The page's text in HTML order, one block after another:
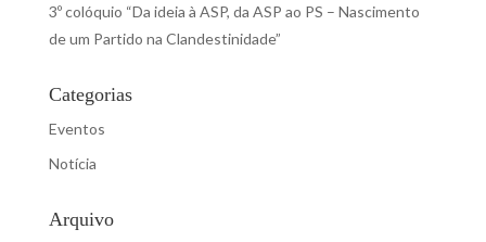
3º colóquio “Da ideia à ASP, da ASP ao PS – Nascimento
de um Partido na Clandestinidade”
Categorias
Eventos
Notícia
Arquivo